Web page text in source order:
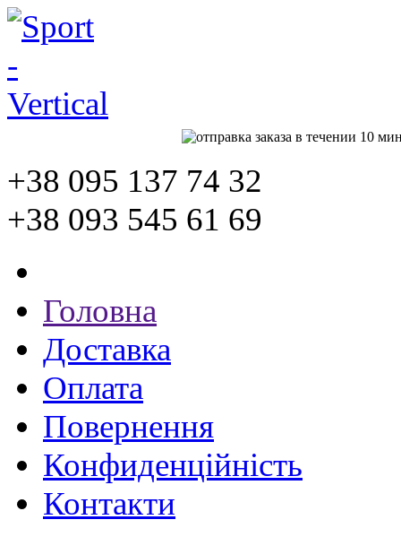
+38 095 137 74 32
+38 093 545 61 69
Головна
Доставка
Оплата
Повернення
Конфиденційність
Контакти